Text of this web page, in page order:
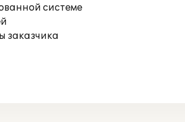
системе
заказчика